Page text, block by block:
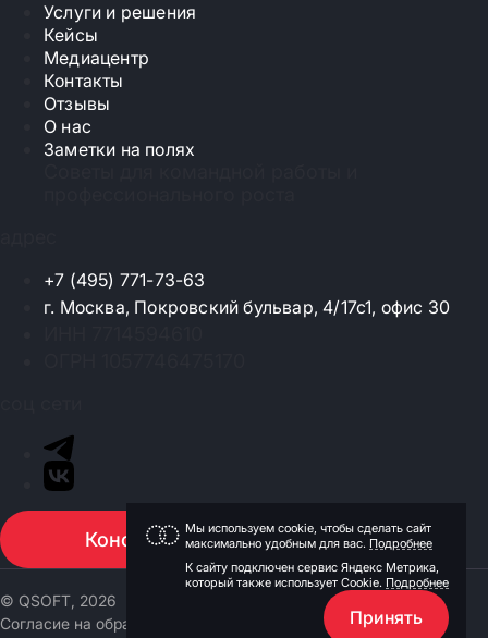
Мы используем cookie, чтобы сделать сайт
максимально удобным для вас. Подробнее
К сайту подключен сервис Яндекс Метрика,
который также использует Cookie. Подробнее
Принять
Услуги и решения
Кейсы
Медиацентр
Контакты
Отзывы
О нас
Заметки на полях
+7 (495) 771-73-63
г. Москва, Покровский бульвар, 4/17с1, офис 30
Консультация
© QSOFT, 2026
Согласие на обработку персональных данных